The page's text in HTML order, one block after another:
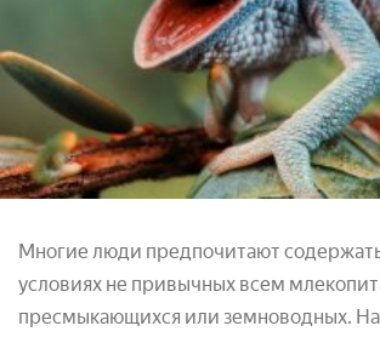
Многие люди предпочитают
условиях не привычных всем
пресмыкающихся или земноводных.